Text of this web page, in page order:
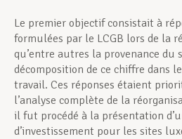
Le premier objectif consistait à
formulées par le LCGB lors de la
qu’entre autres la provenance du
décomposition de ce chiffre dans
travail. Ces réponses étaient
l’analyse complète de la
il fut procédé à la présentation
d’investissement pour les sites